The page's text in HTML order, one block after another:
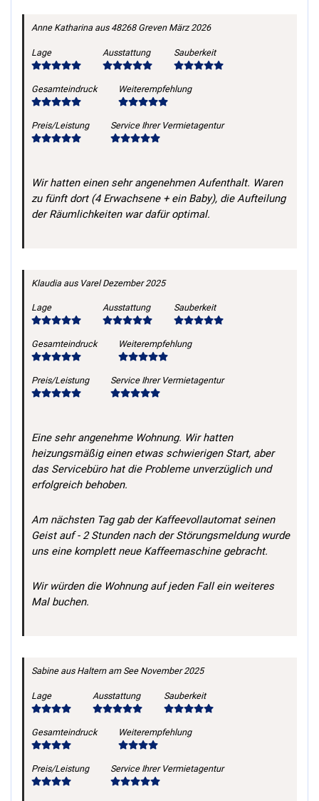
Anne Katharina aus 48268 Greven März 2026
Lage Ausstattung Sauberkeit
Gesamteindruck Weiterempfehlung
Preis/Leistung Service Ihrer Vermietagentur
Wir hatten einen sehr angenehmen Aufenthalt. Waren
zu fünft dort (4 Erwachsene + ein Baby), die Aufteilung
der Räumlichkeiten war dafür optimal.
Klaudia aus Varel Dezember 2025
Lage Ausstattung Sauberkeit
Gesamteindruck Weiterempfehlung
Preis/Leistung Service Ihrer Vermietagentur
Eine sehr angenehme Wohnung. Wir hatten
heizungsmäßig einen etwas schwierigen Start, aber
das Servicebüro hat die Probleme unverzüglich und
erfolgreich behoben.
Am nächsten Tag gab der Kaffeevollautomat seinen
Geist auf - 2 Stunden nach der Störungsmeldung wurde
uns eine komplett neue Kaffeemaschine gebracht.
Wir würden die Wohnung auf jeden Fall ein weiteres
Mal buchen.
Sabineaus Haltern am See November 2025
Lage Ausstattung Sauberkeit
Gesamteindruck Weiterempfehlung
Preis/Leistung Service Ihrer Vermietagentur